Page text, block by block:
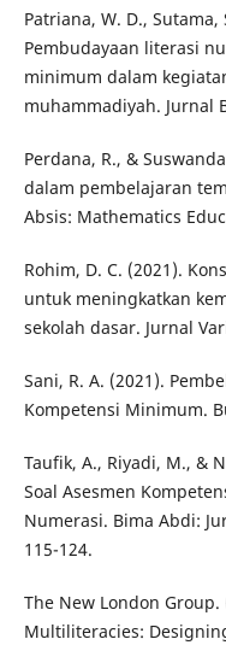
Patriana, W. D.,
Pembudayaan literasi
minimum dalam
muhammadiyah. Jurnal
Perdana, R., &
dalam pembelajaran
Absis: Mathematics
Rohim, D. C. (2021).
untuk meningkatkan
sekolah dasar. Jurnal
Sani, R. A. (2021).
Kompetensi Minimum.
Taufik, A., Riyadi, M., &
Soal Asesmen
Numerasi. Bima Abdi:
115-124.
The New London Group.
Multiliteracies: